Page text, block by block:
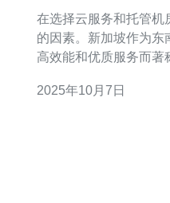
在选择云服务和托管机
的因素。新加坡作为东
高效能和优质服务而著
房有哪些优势？ 新加
2025年10月7日